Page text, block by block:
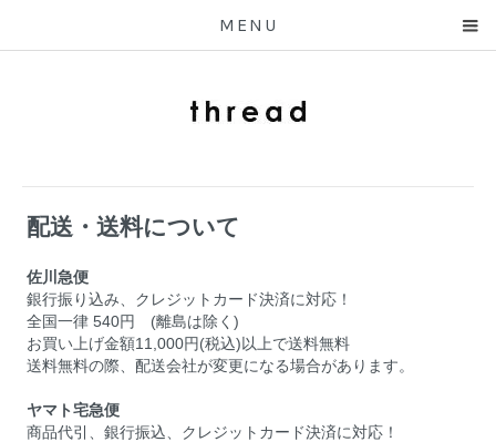
MENU
配送・送料について
佐川急便
銀行振り込み、クレジットカード決済に対応！
全国一律 540円 (離島は除く)
お買い上げ金額11,000円(税込)以上で送料無料
送料無料の際、配送会社が変更になる場合があります。
ヤマト宅急便
商品代引、銀行振込、クレジットカード決済に対応！